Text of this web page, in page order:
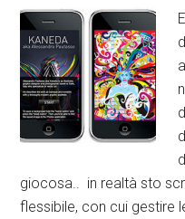
giocosa.. in realtà sto
flessibile, con cui gestire